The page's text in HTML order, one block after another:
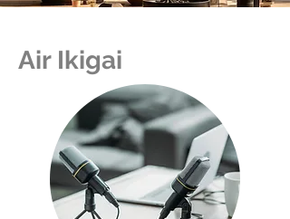
Air Ikigai